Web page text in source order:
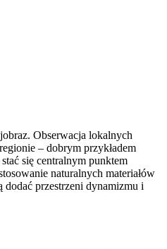
Obserwacja lokalnych
– dobrym przykładem
się centralnym punktem
naturalnych materiałów
przestrzeni dynamizmu i